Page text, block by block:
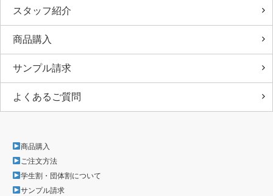
スタッフ紹介
商品購入
サンプル請求
よくあるご質問
商品購入
ご注文方法
学生割・団体割について
サンプル請求